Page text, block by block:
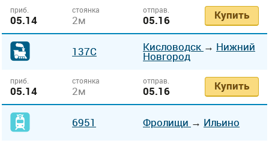
приб.
05.14
стоянка
2м
отправ.
05.16 Купить
137С Кисловодск → Нижний
Новгород
приб.
05.14
стоянка
2м
отправ.
05.16 Купить
6951 Фролищи → Ильино